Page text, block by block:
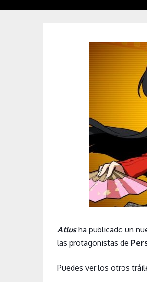
Atlusha publicado un
las protagonistas de
Puedes ver los otros